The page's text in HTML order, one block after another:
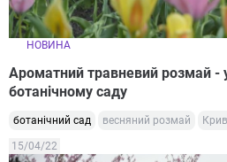
НОВИНА
Ароматний травневий розмай -
ботанічному саду
ботанічний сад весняний розмай
15/04/22